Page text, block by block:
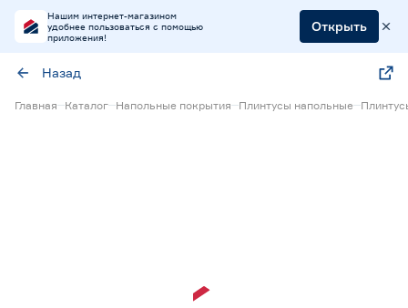
Нашим интернет-магазином
удобнее пользоваться с помощью
приложения!
Открыть
Назад
Главная Каталог Напольные покрытия Плинтусы напольные